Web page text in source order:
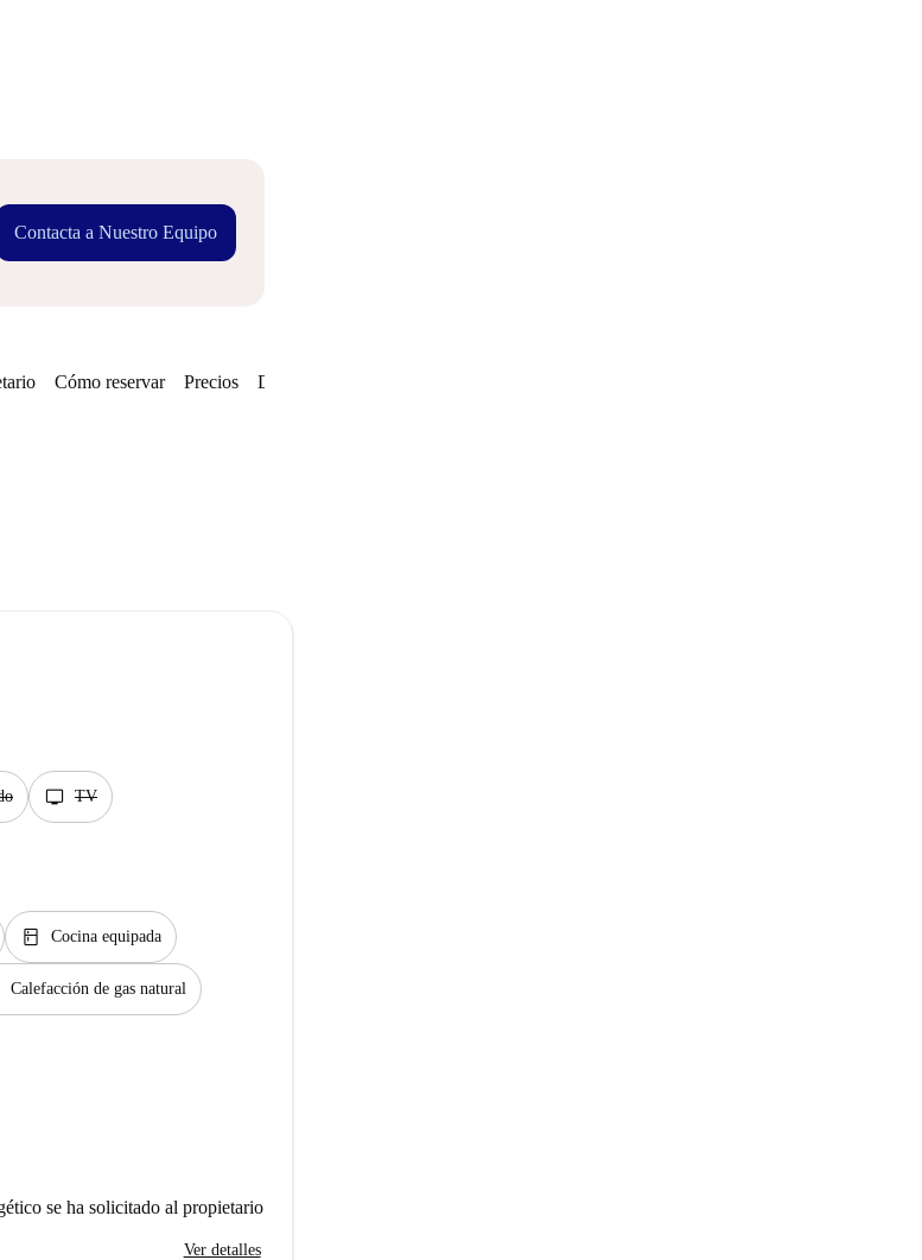
Contacta a Nuestro Equipo
Cómo reservar Precios Disponibilidades
tv TV
kitchen Cocina equipada
Calefacción de gas natural
se ha solicitado al propietario
Ver detalles